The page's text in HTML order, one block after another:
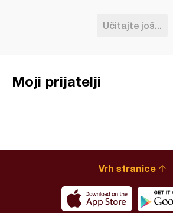
Učitajte još...
Moji prijatelji
Vrh stranice